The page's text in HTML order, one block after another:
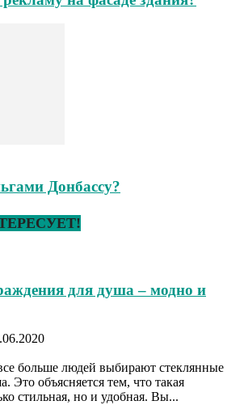
Донбассу?
для душа – модно и
больше людей выбирают стеклянные
Это объясняется тем, что такая
стильная, но и удобная. Вы...